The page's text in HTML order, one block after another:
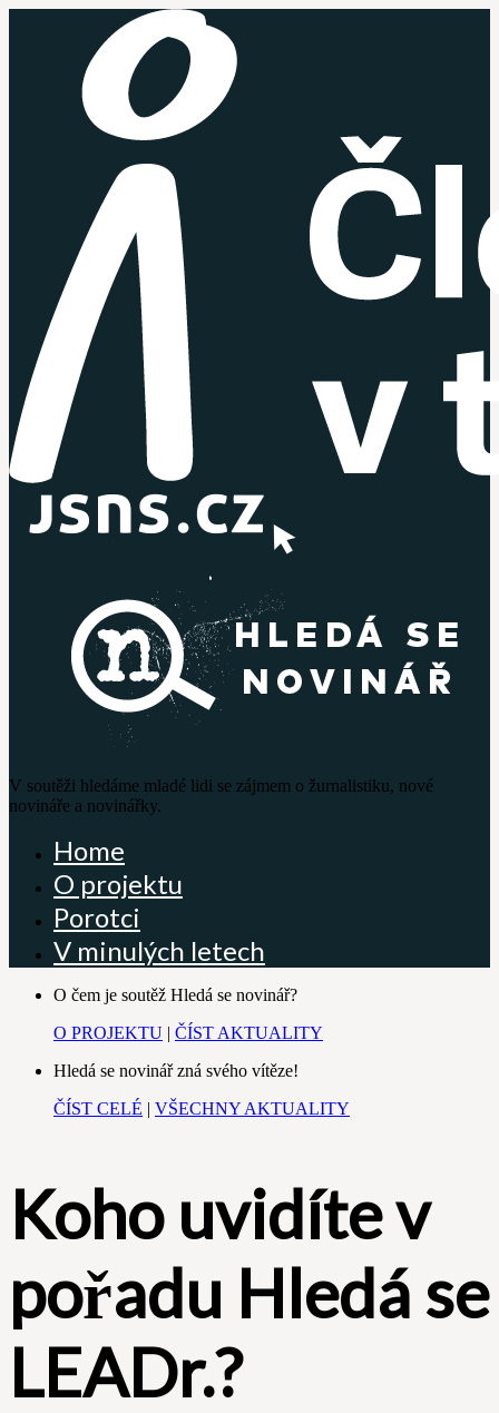
V soutěži hledáme mladé lidi se zájmem o žurnalistiku, nové
novináře a novinářky.
Home
O projektu
Porotci
V minulých letech
O čem je soutěž Hledá se novinář?
O PROJEKTU | ČÍST AKTUALITY
Hledá se novinář zná svého vítěze!
ČÍST CELÉ | VŠECHNY AKTUALITY
Koho uvidíte v
pořadu Hledá se
LEADr.?